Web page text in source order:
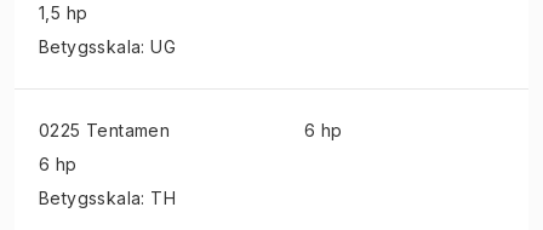
1,5 hp
Betygsskala: UG
0225 Tentamen
6 hp
Betygsskala: TH
6 hp